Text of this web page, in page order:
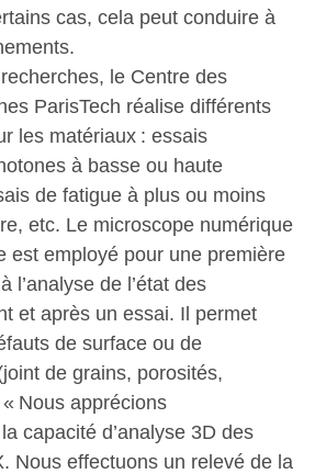
cas, cela peut conduire à
le Centre des
ParisTech réalise différents
les matériaux : essais
à basse ou haute
de fatigue à plus ou moins
etc. Le microscope numérique
est employé pour une première
l’analyse de l’état des
et après un essai. Il permet
de surface ou de
de grains, porosités,
Nous apprécions
capacité d’analyse 3D des
Nous effectuons un relevé de la